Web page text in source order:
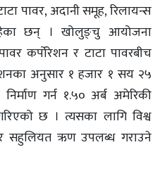
पावर, अदानी समूह, रिलायन्स
छन् । खोलुङ्चु आयोजना
कर्पोरेशन र टाटा पावरबीच
अनुसार १ हजार १ सय २५
गर्न १.५० अर्ब अमेरिकी
छ । त्यसका लागि विश्व
सहुलियत ऋण उपलब्ध गराउने